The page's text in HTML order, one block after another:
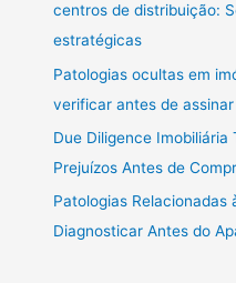
centros de distribuição:
estratégicas
Patologias ocultas em
verificar antes de assinar
Due Diligence Imobiliária
Prejuízos Antes de
Patologias Relacionadas
Diagnosticar Antes do